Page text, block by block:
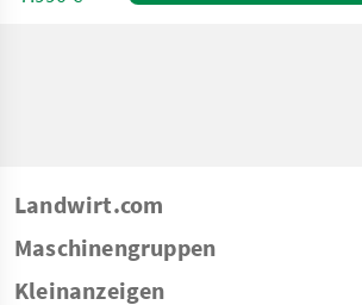
Landwirt.com
Maschinengruppen
Kleinanzeigen